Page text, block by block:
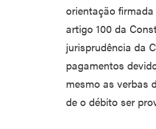
orientação
artigo 100 da
jurisprudência da
pagamentos
mesmo as verbas
de o débito ser